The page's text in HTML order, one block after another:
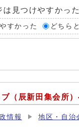
は見つけやすかっ
すかった どちら
（辰新田集会所）
情報 地区・自治